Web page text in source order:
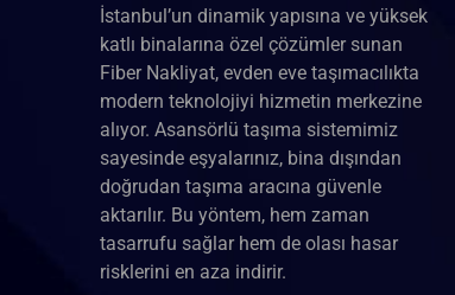
İstanbul’un dinamik yapısına ve yüksek
katlı binalarına özel çözümler sunan
Fiber Nakliyat, evden eve taşımacılıkta
modern teknolojiyi hizmetin merkezine
alıyor. Asansörlü taşıma sistemimiz
sayesinde eşyalarınız, bina dışından
doğrudan taşıma aracına güvenle
aktarılır. Bu yöntem, hem zaman
tasarrufu sağlar hem de olası hasar
risklerini en aza indirir.